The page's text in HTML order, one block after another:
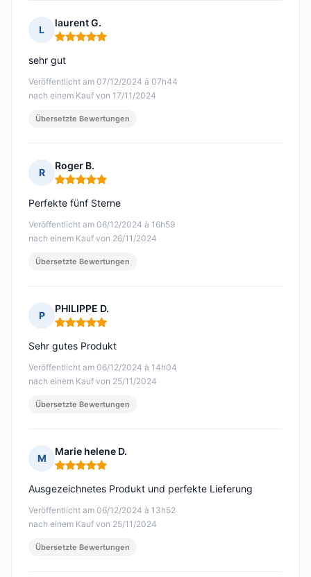
L
laurent G.
Hinweis: 5 von 5
Veröffentlicht am 07/12/2024 à 07h44
nach einem Kauf von 17/11/2024
sehr gut
Übersetzte Bewertungen
R
Roger B.
Hinweis: 5 von 5
Veröffentlicht am 06/12/2024 à 16h59
nach einem Kauf von 26/11/2024
Perfekte fünf Sterne
Übersetzte Bewertungen
P
PHILIPPE D.
Hinweis: 5 von 5
Veröffentlicht am 06/12/2024 à 14h04
nach einem Kauf von 25/11/2024
Sehr gutes Produkt
Übersetzte Bewertungen
M
Marie helene D.
Hinweis: 5 von 5
Veröffentlicht am 06/12/2024 à 13h52
nach einem Kauf von 25/11/2024
Ausgezeichnetes Produkt und perfekte Lieferung
Übersetzte Bewertungen